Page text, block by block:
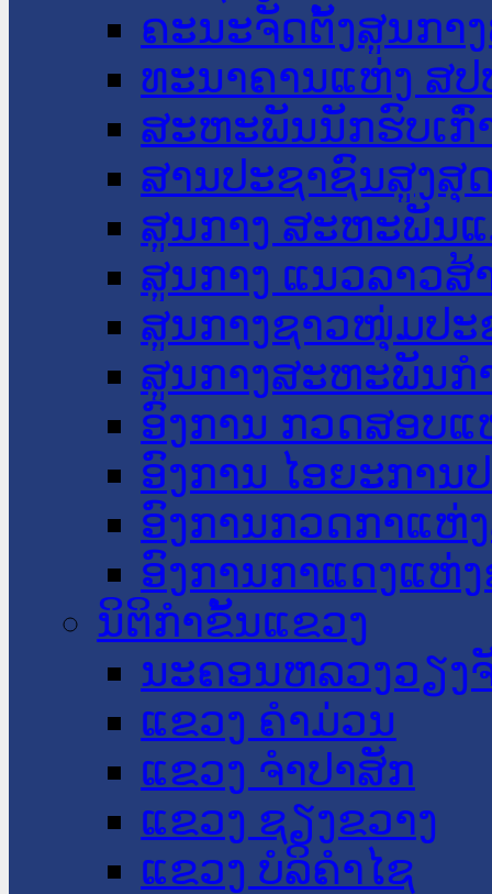
ຄະນະຈັດຕັ້ງສູນກາ
ທະນາຄານແຫ່ງ ສປ
ສະຫະພັນນັກຮົບເກົ່
ສານປະຊາຊົນສູງສຸ
ສູນກາງ ສະຫະພັນ
ສູນກາງ ແນວລາວສ້
ສູນກາງຊາວໜຸ່ມປະ
ສູນກາງສະຫະພັນກ
ອົງການ ກວດສອບແ
ອົງການ ໄອຍະການ
ອົງການກວດກາແຫ່
ອົງການກາແດງແຫ່
ນິຕິກໍາຂັ້ນແຂວງ
ນະ​ຄອນ​ຫລວງວຽງ
ແຂວງ ຄໍາມ່ວນ
ແຂວງ ຈໍາປາສັກ
ແຂວງ ຊຽງຂວາງ
ແຂວງ ບໍລິຄໍາໄຊ